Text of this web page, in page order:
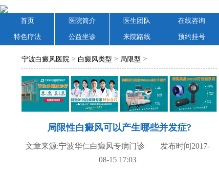
首页 医院简介 医生团队 在线咨询
特色疗法 公益坐诊 来院路线 预约挂号
宁波白癜风医院 > 白癜风类型 > 局限型 >
局限性白癜风可以产生哪些并发症?
文章来源:宁波华仁白癜风专病门诊 发布时间2017-
08-15 17:03